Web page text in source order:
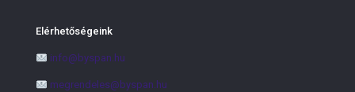
Elérhetőségeink
info@byspan.hu
megrendeles@byspan.hu